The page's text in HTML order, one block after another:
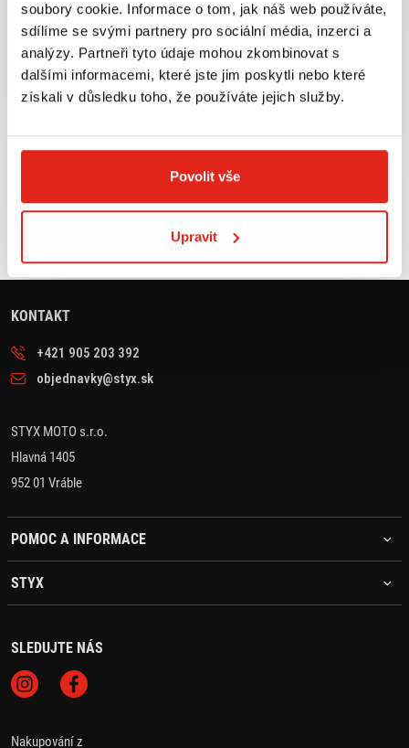
soubory cookie. Informace o tom, jak náš web používáte,
sdílíme se svými partnery pro sociální média, inzerci a
analýzy. Partneři tyto údaje mohou zkombinovat s
dalšími informacemi, které jste jim poskytli nebo které
získali v důsledku toho, že používáte jejich služby.
Povolit vše
Upravit
Největší výběr moto
příslušenství ihned k
odběru
VÍCE INFO
Doprava ZDARMA pro
objednávky nad 2499 kč v
rámci ČR
VÍCE INFO
expedujeme do 24 hod.
do 30 dnů
KONTAKT
+421 905 203 392
objednavky@styx.sk
STYX MOTO s.r.o.
Hlavná 1405
952 01 Vráble
POMOC A INFORMACE
STYX
SLEDUJTE NÁS
Nakupování z